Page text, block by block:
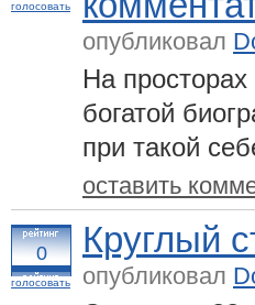
голосовать
опубликовал
На
богатой
при такой
оставить
0
голосовать
Круглый
опубликовал